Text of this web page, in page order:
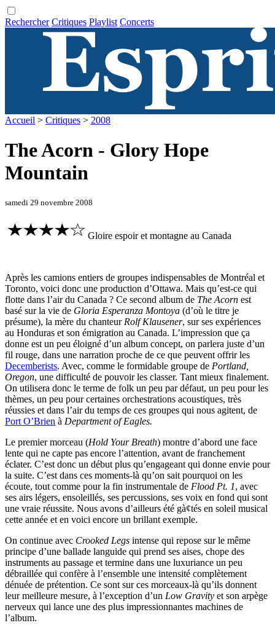
Rechercher Critiques Playlist Concerts
Accueil > Critiques > 2008
The Acorn - Glory Hope
Mountain
samedi 29 novembre 2008
Gloire espoir et montagne au Canada
Après les camions entiers de groupes indispensables de Montréal et
Toronto, voici donc une production d’Ottawa. Mais qu’est-ce qui
flotte dans l’air du Canada ? Ce second album de The Acorn est
basé sur la vie de Gloria Esperanza Montoya (d’où le titre je
présume), la mère du chanteurRolf Klausener, sur ses expériences
au Honduras et son émigration au Canada. L’impression que ça
donne est un peu éloigné d’un album concept, on parlera juste d’un
fil rouge, dans une narration proche de ce que peuvent offrir les
Decemberists. Avec, comme le formidable groupe de Portland,
Oregon, une difficulté de pouvoir les classer. Tant mieux finalement.
On utilisera donc le terme de folk un peu par défaut, un peu pour les
thèmes, un peu pour certaines orchestrations acoustiques, très
réussies et dans l’air du temps de ces groupes qui nous agitent, de
Port O’Brien à Department of Eagles.
Le premier morceau (Hold Your Breath) montre d’abord une face
lente qui ne capte pas encore l’attention, avant de franchement
éclater. C’est donc un début plus qu’engageant qui donne envie pour
la suite. C’est dans ces moments-là qu’on sait pourquoi on les
écoute, tout comme pour la fin instrumentale de Flood Pt. 1, avec
ses airs légers, ensoleillés, ses percussions, ses voix en fond qui sont
une vraie réussite. Nous avons d’ailleurs été gà¢tés en soleil musical
cette année et en voici encore un brillant exemple.
On continue avec Crooked Legs intense qui repose sur le même
principe d’une ballade languide qui prend ses aises, chope des
instruments au passage et termine dans une luxuriance un peu
débraillée qui confère à l’ensemble une intensité complètement
dénuée de prétention. Ce sont sur ces morceaux-là qu’ils donnent
leur meilleure mesure, à l’exception d’un Low Gravity et son arpège
nerveux qui lance une des plus impressionnantes machines de
l’album.